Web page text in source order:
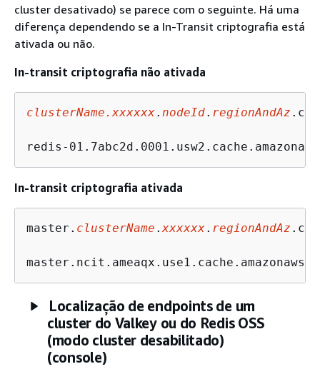
cluster desativado) se parece com o seguinte. Há uma
diferença dependendo se a In-Transit criptografia está
ativada ou não.
In-transit criptografia não ativada
clusterName.xxxxxx. nodeId. regionAndAz
redis-
In-transit criptografia ativada
master. clusterName .xxxxxx. regionAndAz
Localização de endpoints de um
cluster do Valkey ou do Redis OSS
(modo cluster desabilitado)
(console)